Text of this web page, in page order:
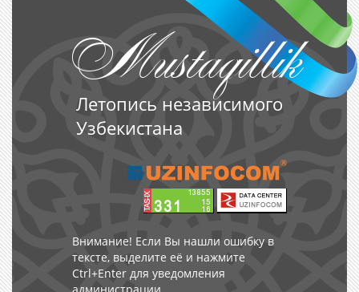
Mustaqillik
Летопись независимого
Узбекистана
Внимание! Если Вы нашли ошибку в
тексте, выделите её и нажмите
Ctrl+Enter для уведомления